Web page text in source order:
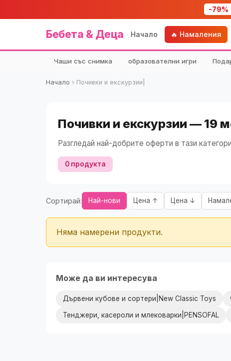
-79%
Бебета & Деца Начало 🔥 Намаления
Чаши със снимка образователни игри
Начало › Почивки и екскурзии|
Почивки и екскурзии — 19
Разгледай най-добрите оферти в тази
0 продукта
Сортирай: Най-нови Цена ↑ Цена ↓
Няма намерени продукти.
Може да ви интересува
Дървени кубове и сортери|New Classic Toys
Тенджери, касероли и млековарки|PENSOFAL